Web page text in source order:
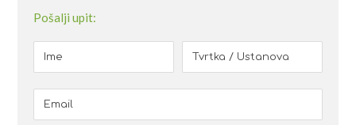
Pošalji upit: